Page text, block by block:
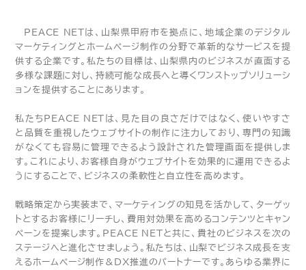
PEACE NETは、山梨県甲府市を拠点に、地域企業のデジタル
マーケティングとホームページ制作の分野で革新的なサービスを提
供する企業です。私たちの目標は、山梨県内のビジネスが直面する
多様な課題に対し、持続可能な成長へと導くワンストップソリューシ
ョンを提供することにあります。
私たちPEACE NETは、見た目の良さだけではなく、使いやすさ
と品質を重視したウェブサイトの制作に注力しており、専門の知識
がなくても容易に管理できるよう設計された管理画面を提供しま
す。これにより、お客様自身がウェブサイトを効果的に運用できるよ
うにすることで、ビジネスの柔軟性と自立性を高めます。
戦略策定から実装まで、マーケティングの知見を活かして、ターゲッ
トとするお客様にリーチし、費用対効果を高めるコンテンツとキャン
ペーンを提案します。PEACE NETと共に、貴社のビジネスを次の
ステージへと進化させましょう。私たちは、山梨でビジネス成長を支
えるホームページ制作＆DX推進のパートナーです。あらゆる業界に